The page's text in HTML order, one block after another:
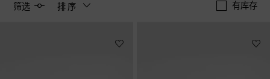
筛选 排序 有库存